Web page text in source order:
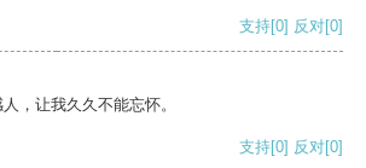
支持[0] 反对[0]
，让我久久不能忘怀。
支持[0] 反对[0]